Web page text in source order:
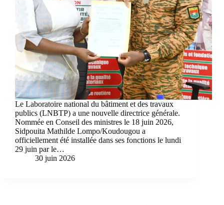
Le Laboratoire national du bâtiment et des travaux
publics (LNBTP) a une nouvelle directrice générale.
Nommée en Conseil des ministres le 18 juin 2026,
Sidpouita Mathilde Lompo/Koudougou a
officiellement été installée dans ses fonctions le lundi
29 juin par le…
30 juin 2026